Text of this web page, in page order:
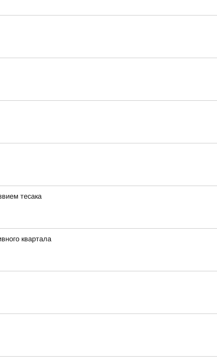
тесака
квартала